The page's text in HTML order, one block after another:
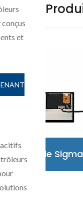
et